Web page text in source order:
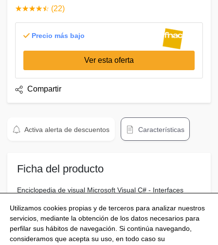
☆☆☆☆☆
★★★★★ (22)
Precio más bajo
Ver esta oferta
Compartir
Activa alerta de descuentos Características
Ficha del producto
Enciclopedia de visual Microsoft Visual C# - Interfaces
Utilizamos cookies propias y de terceros para analizar nuestros
servicios, mediante la obtención de los datos necesarios para
perfilar sus hábitos de navegación. Si continúa navegando,
consideramos que acepta su uso, en todo caso su